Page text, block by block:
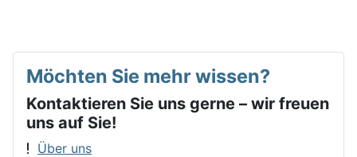
Möchten Sie mehr wissen?
Kontaktieren Sie uns gerne – wir freuen
uns auf Sie!
Über uns